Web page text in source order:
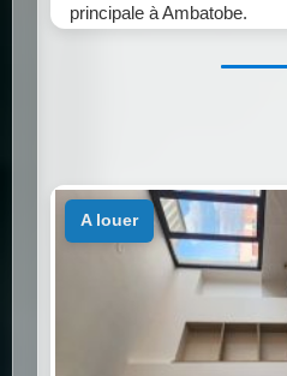
principale à Ambatobe.
a louer